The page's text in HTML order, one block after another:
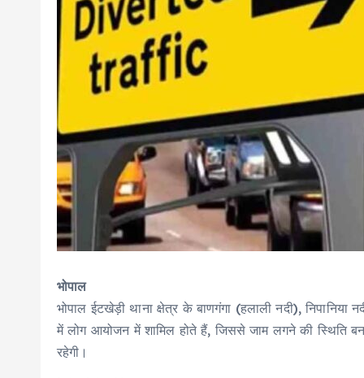
भोपाल
भोपाल ईटखेड़ी थाना क्षेत्र के बाणगंगा (हलाली नदी),
में लोग आयोजन में शामिल होते हैं, जिससे जाम लगने की स्थिति
रहेगी।